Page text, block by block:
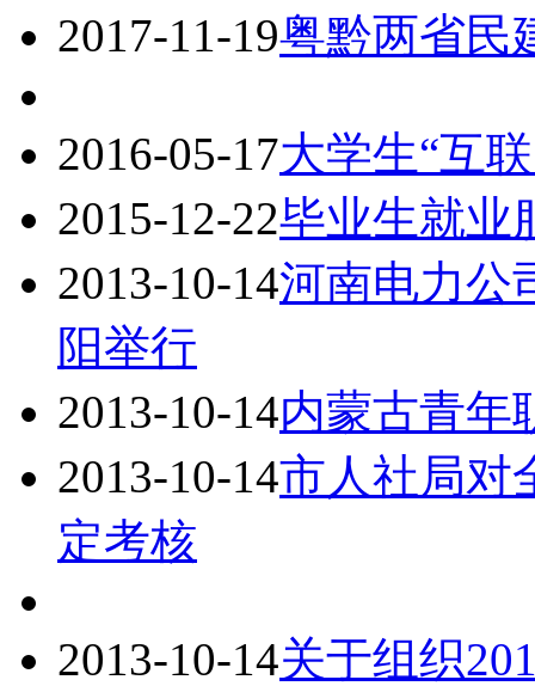
2017-11-19粤黔两省民
2016-05-17大学生“互
2015-12-22毕业生就业
2013-10-14河南电力公
阳举行
2013-10-14内蒙古青年
2013-10-14市人社局对
定考核
2013-10-14关于组织